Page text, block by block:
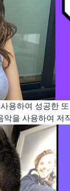
사용하여 성공
을 사용하여